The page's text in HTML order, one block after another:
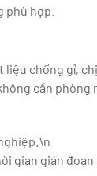
phù hợp.
liệu chống gỉ,
cần phòng
gian gián đoạn